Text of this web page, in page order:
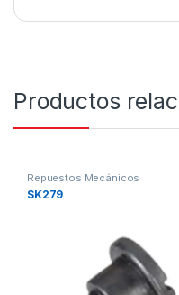
Productos
Repuestos Mecánicos
SK279